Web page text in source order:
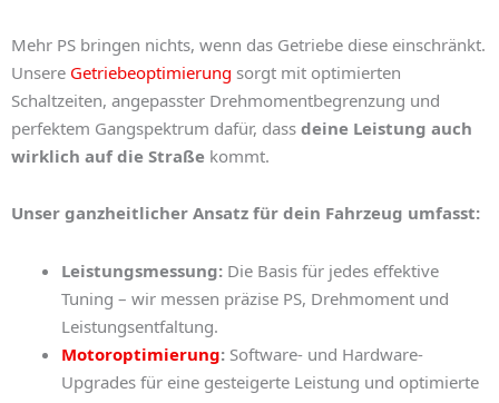
Mehr PS bringen nichts, wenn das Getriebe diese einschränkt.
Unsere Getriebeoptimierung sorgt mit optimierten
Schaltzeiten, angepasster Drehmomentbegrenzung und
perfektem Gangspektrum dafür, dass deine Leistung auch
wirklich auf die Straße kommt.
Unser ganzheitlicher Ansatz für dein Fahrzeug umfasst:
Leistungsmessung: Die Basis für jedes effektive
Tuning – wir messen präzise PS, Drehmoment und
Leistungsentfaltung.
Motoroptimierung: Software- und Hardware-
Upgrades für eine gesteigerte Leistung und optimierte